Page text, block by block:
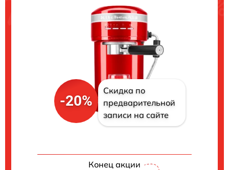
-20%
Скидка по
предварительной
записи на сайте
Конец акции